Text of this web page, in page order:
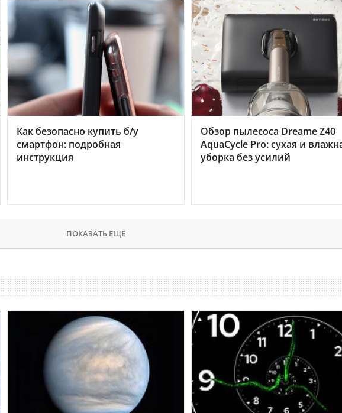
Как безопасно купить б/у
смартфон: подробная
инструкция
Обзор пылесоса Dreame Z40
AquaCycle Pro: сухая и
уборка без усилий
ПОКАЗАТЬ ЕЩЕ